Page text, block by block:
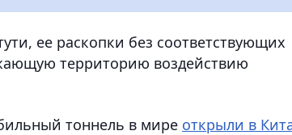
ее раскопки без соответствующих
территорию воздействию
тоннель в мире открыли в